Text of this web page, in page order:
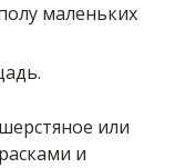
маленьких
или
и